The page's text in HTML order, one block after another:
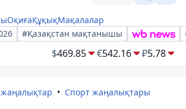
ОқиғаҚұқықМақалалар
#Қазақстан мақтанышы
$469.85 €542.16 ₽5.78
Спорт жаңалықтары